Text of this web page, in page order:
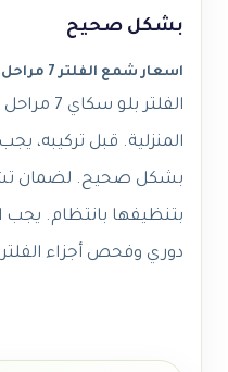
بشكل صحيح
اسعار شمع الفلتر 7 مراحل تايواني
الفلتر
المنزلية. قبل تركيبه،
بشكل صحيح. لضمان
بتنظيفها بانتظام.
دوري وفحص أجزاء الفلتر